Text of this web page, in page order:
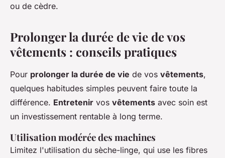
ou de cèdre.
Prolonger la durée de vie de vos
vêtements : conseils pratiques
Pour prolonger la durée de vie de vos vêtements,
quelques habitudes simples peuvent faire toute la
différence. Entretenir vos vêtements avec soin est
un investissement rentable à long terme.
Utilisation modérée des machines
Limitez l'utilisation du sèche-linge, qui use les fibres